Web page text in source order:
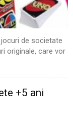
de societate
originale, care vor
+5 ani